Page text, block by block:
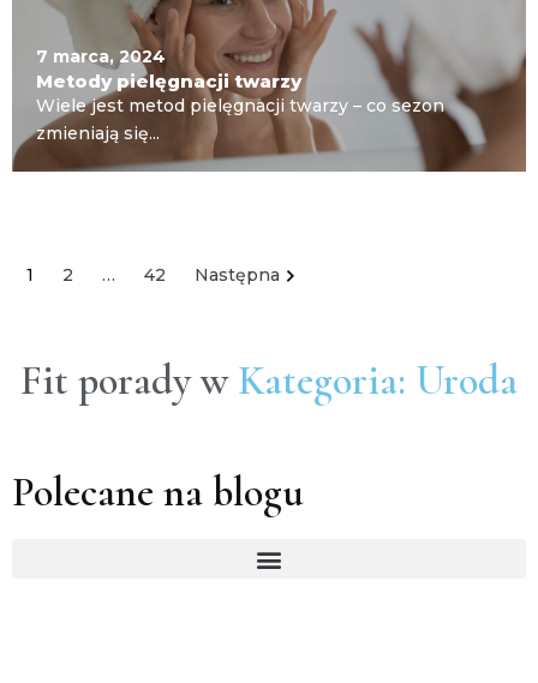
7 marca, 2024
Metody pielęgnacji twarzy
Wiele jest metod pielęgnacji twarzy – co sezon
zmieniają się...
1 2 … 42 Następna
Fit porady w Kategoria: Uroda
Polecane na blogu